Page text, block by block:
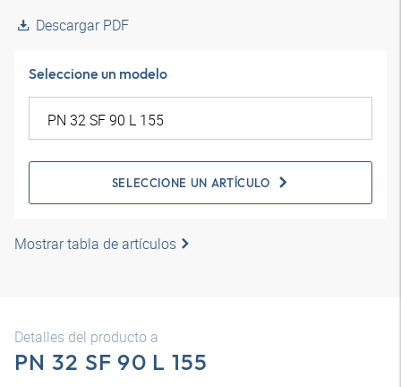
Descargar PDF
Seleccione un modelo
SELECCIONE UN ARTÍCULO
Mostrar tabla de artículos
Detalles del producto a
PN 32 SF 90 L 155